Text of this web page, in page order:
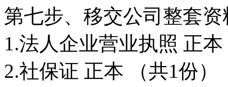
第七步、移交公司整套
1.法人企业营业执照 正
2.社保证 正本 （共1份）